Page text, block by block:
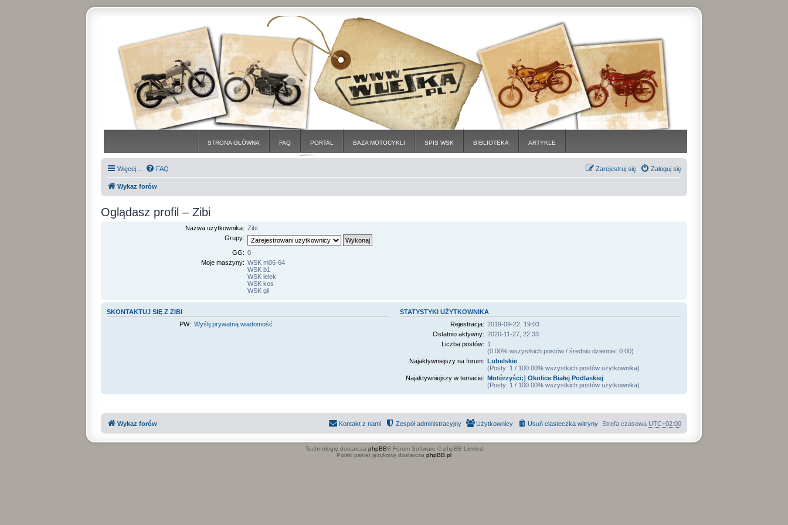
STRONA GŁÓWNA FAQ PORTAL BAZA MOTOCYKLI SPIS WSK BIBLIOTEKA ARTYKLE
Więcej… FAQ Zaloguj się
Zarejestruj się
Wykaz forów
Oglądasz profil – Zibi
Nazwa użytkownika: Zibi
Grupy:
GG: 0
Moje maszyny: WSK m06-64
WSK b1
WSK lelek
WSK kos
WSK gil
SKONTAKTUJ SIĘ Z ZIBI
PW: Wyślij prywatną wiadomość
STATYSTYKI UŻYTKOWNIKA
Rejestracja: 2019-09-22, 19:03
Ostatnio aktywny: 2020-11-27, 22:33
Liczba postów: 1
(0.00% wszystkich postów / średnio dziennie: 0.00)
Najaktywniejszy na forum: Lubelskie
(Posty: 1 / 100.00% wszystkich postów użytkownika)
Najaktywniejszy w temacie: Motórzyści;] Okolice Białej Podlaskiej
(Posty: 1 / 100.00% wszystkich postów użytkownika)
Wykaz forów Strefa czasowa UTC+02:00
Usuń ciasteczka witryny
Użytkownicy
Zespół administracyjny
Kontakt z nami
Technologię dostarcza phpBB® Forum Software © phpBB Limited
Polski pakiet językowy dostarcza phpBB.pl